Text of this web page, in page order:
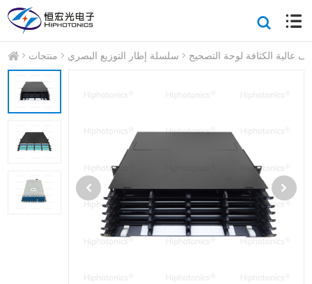
منتجات سلسلة إطار التوزيع البصري عالية الكثافة لوحة التصحيح